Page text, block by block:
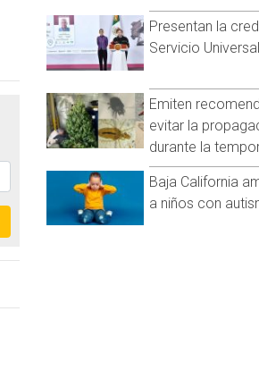
Presentan la
Servicio
Emiten
evitar la
durante la
Baja California
a niños con